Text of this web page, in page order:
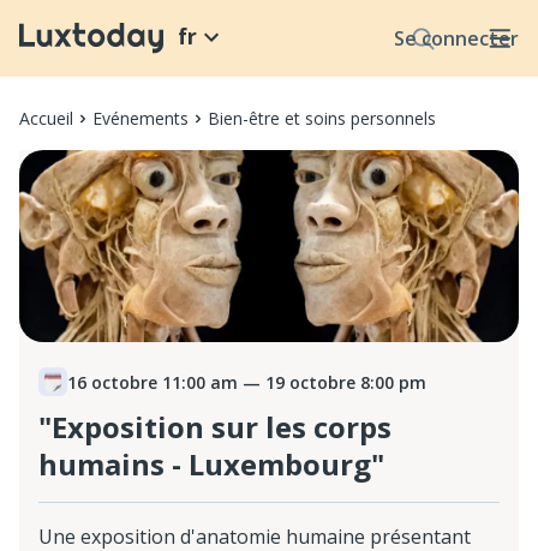
Se connecter
fr
Accueil Evénements Bien-être et soins personnels
16 octobre 11:00 am — 19 octobre 8:00 pm
"Exposition sur les corps
humains - Luxembourg"
Une exposition d'anatomie humaine présentant